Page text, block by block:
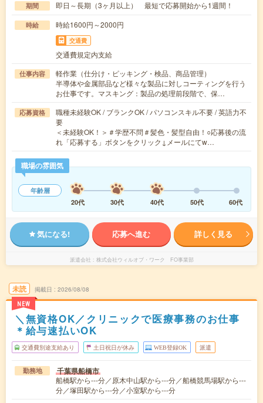
期間 即日～長期（3ヶ月以上） 最短で応募開始から1週間！
時給 時給1600円～2000円
交通費
交通費規定内支給
仕事内容
軽作業（仕分け・ピッキング・検品、商品管理）
半導体や金属部品など様々な製品に対しコーティングを行う
お仕事です。マスキング：製品の処理前段階で、保…
応募資格
職種未経験OK / ブランクOK / パソコンスキル不要 / 英語力不
要
＜未経験OK！＞＃学歴不問＃髪色・髪型自由！○応募後の流
れ「応募する」ボタンをクリック↓メールにてw…
職場の雰囲気
年齢層
20代
30代 40代 50代 60代
気になる! 応募へ進む 詳しく見る
派遣会社 株式会社ウィルオブ・ワーク FO事業部
未読
NEW
掲載日 2026/08/08
＼無資格OK／クリニックで医療事務のお仕事
＊給与速払いOK
交通費別途支給あり 土日祝日が休み WEB登録OK 派遣
勤務地 千葉県船橋市
船橋駅から---分／原木中山駅から---分／船橋競馬場駅から---
分／塚田駅から---分／小室駅から---分